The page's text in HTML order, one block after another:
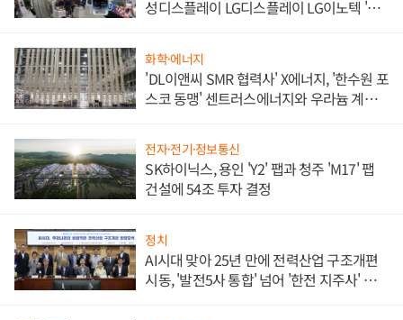
성디스플레이 LG디스플레이 LG이노텍 '탈
화학·에너지
'DL이앤씨 SMR 협력사' X에너지, '한수원 포
스코 동맹' 센트러스에너지와 우라늄 계약
전자·전기·정보통신
SK하이닉스, 용인 'Y2' 팹과 청주 'M17' 팹
건설에 54조 투자 결정
정치
AI시대 맞아 25년 만에 전력산업 구조개편
시동, '발전5사 통합' 넘어 '한전 지주사' 재편